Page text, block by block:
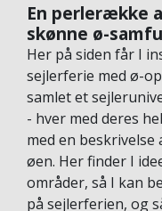
En perlerække
skønne ø-
Her på siden får I
sejlerferie med ø-
samlet et
- hver med deres
med en beskrivelse
øen. Her finder I
områder, så I kan
på sejlerferien, og